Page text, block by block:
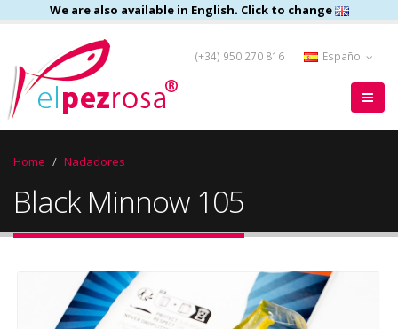
We are also available in English. Click to change
(+34) 950 270 816 Español
Home Nadadores
Black Minnow 105